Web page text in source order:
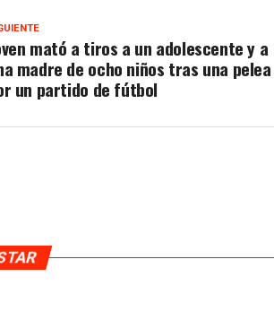
mató a tiros a un adolescente y a
madre de ocho niños tras una pelea
un partido de fútbol